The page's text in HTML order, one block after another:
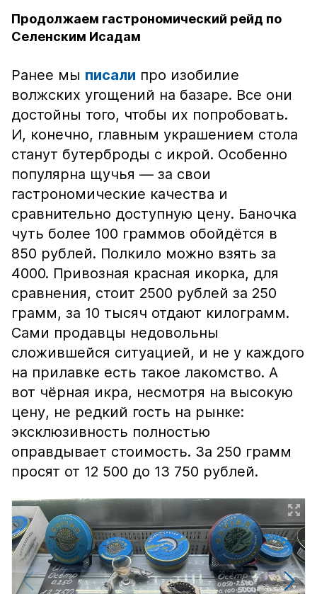
Продолжаем гастрономический рейд по
Селенским Исадам
Ранее мы писали про изобилие
волжских угощений на базаре. Все они
достойны того, чтобы их попробовать.
И, конечно, главным украшением стола
станут бутерброды с икрой. Особенно
популярна щучья — за свои
гастрономические качества и
сравнительно доступную цену. Баночка
чуть более 100 граммов обойдётся в
850 рублей. Полкило можно взять за
4000. Привозная красная икорка, для
сравнения, стоит 2500 рублей за 250
грамм, за 10 тысяч отдают килограмм.
Сами продавцы недовольны
сложившейся ситуацией, и не у каждого
на прилавке есть такое лакомство. А
вот чёрная икра, несмотря на высокую
цену, не редкий гость на рынке:
эксклюзивность полностью
оправдывает стоимость. За 250 грамм
просят от 12 500 до 13 750 рублей.